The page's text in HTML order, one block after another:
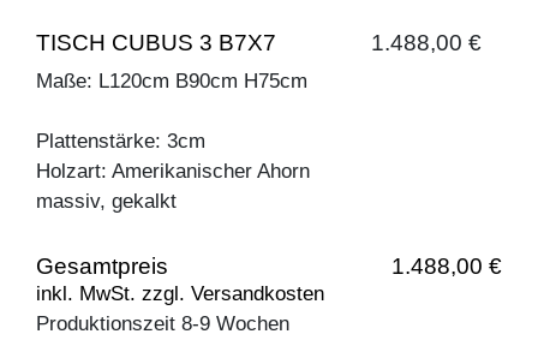
TISCH CUBUS 3 B7X7 1.488,00 €
Maße: L120cm B90cm H75cm
Plattenstärke: 3cm
Holzart: Amerikanischer Ahorn
massiv, gekalkt
Gesamtpreis 1.488,00 €
inkl. MwSt. zzgl. Versandkosten
Produktionszeit 8-9 Wochen